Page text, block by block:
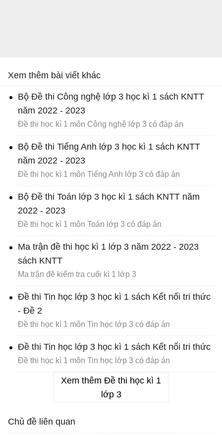
Xem thêm bài viết khác
Bộ Đề thi Công nghệ lớp 3 học kì 1 sách KNTT
năm 2022 - 2023
Đề thi học kì 1 môn Công nghệ lớp 3 có đáp án
Bộ Đề thi Tiếng Anh lớp 3 học kì 1 sách KNTT
năm 2022 - 2023
Đề thi học kì 1 môn Tiếng Anh lớp 3 có đáp án
Bộ Đề thi Toán lớp 3 học kì 1 sách KNTT năm
2022 - 2023
Đề thi học kì 1 môn Toán lớp 3 có đáp án
Ma trận đề thi học kì 1 lớp 3 năm 2022 - 2023
sách KNTT
Ma trận đề kiểm tra cuối kì 1 lớp 3
Đề thi Tin học lớp 3 học kì 1 sách Kết nối tri thức
- Đề 2
Đề thi học kì 1 môn Tin học lớp 3 có đáp án
Đề thi Tin học lớp 3 học kì 1 sách Kết nối tri thức
Đề thi học kì 1 môn Tin học lớp 3 có đáp án
Xem thêm Đề thi học kì 1
lớp 3
Chủ đề liên quan